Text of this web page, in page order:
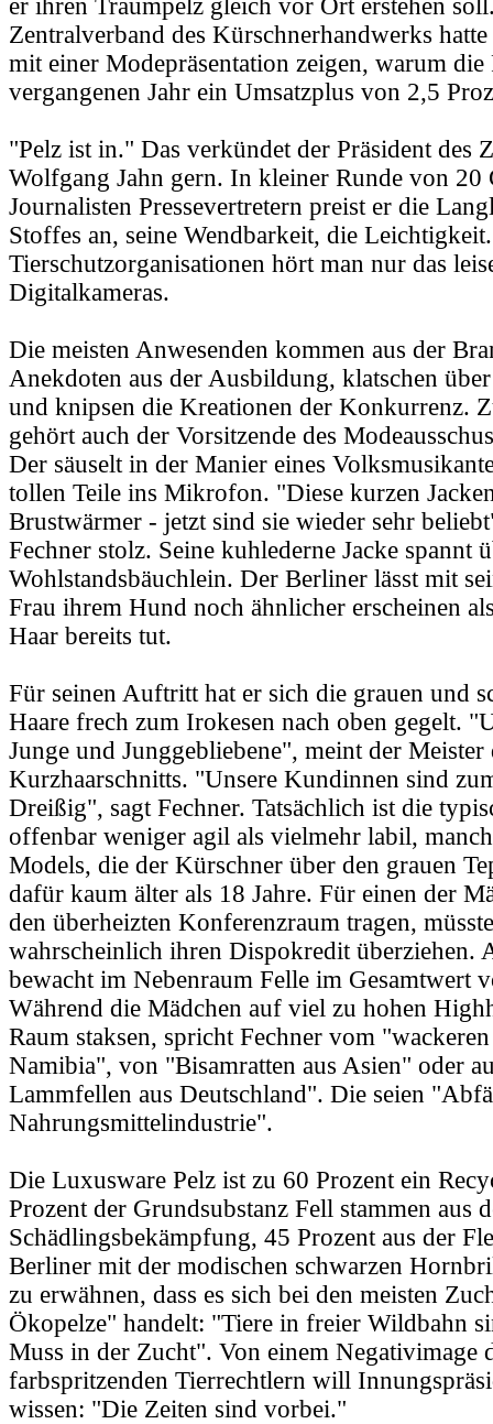
er ihren Traumpelz gleich vor Ort erstehen
Zentralverband des Kürschnerhandwerks
mit einer Modepräsentation zeigen, warum die
vergangenen Jahr ein Umsatzplus von 2,5
"Pelz ist in." Das verkündet der Präsident des
Wolfgang Jahn gern. In kleiner Runde von 20
Journalisten Pressevertretern preist er die
Stoffes an, seine Wendbarkeit, die
Tierschutzorganisationen hört man nur das
Digitalkameras.
Die meisten Anwesenden kommen aus der
Anekdoten aus der Ausbildung, klatschen
und knipsen die Kreationen der Konkurrenz.
gehört auch der Vorsitzende des
Der säuselt in der Manier eines
tollen Teile ins Mikrofon. "Diese kurzen
Brustwärmer - jetzt sind sie wieder sehr
Fechner stolz. Seine kuhlederne Jacke spannt
Wohlstandsbäuchlein. Der Berliner lässt mit
Frau ihrem Hund noch ähnlicher erscheinen
Haar bereits tut.
Für seinen Auftritt hat er sich die grauen und
Haare frech zum Irokesen nach oben gegelt.
Junge und Junggebliebene", meint der Meister
Kurzhaarschnitts. "Unsere Kundinnen sind
Dreißig", sagt Fechner. Tatsächlich ist die
offenbar weniger agil als vielmehr labil,
Models, die der Kürschner über den grauen
dafür kaum älter als 18 Jahre. Für einen der
den überheizten Konferenzraum tragen,
wahrscheinlich ihren Dispokredit überziehen.
bewacht im Nebenraum Felle im Gesamtwert
Während die Mädchen auf viel zu hohen
Raum staksen, spricht Fechner vom "wackeren
Namibia", von "Bisamratten aus Asien" oder
Lammfellen aus Deutschland". Die seien
Nahrungsmittelindustrie".
Die Luxusware Pelz ist zu 60 Prozent ein
Prozent der Grundsubstanz Fell stammen aus
Schädlingsbekämpfung, 45 Prozent aus der
Berliner mit der modischen schwarzen
zu erwähnen, dass es sich bei den meisten
Ökopelze" handelt: "Tiere in freier Wildbahn
Muss in der Zucht". Von einem Negativimage
farbspritzenden Tierrechtlern will
wissen: "Die Zeiten sind vorbei."